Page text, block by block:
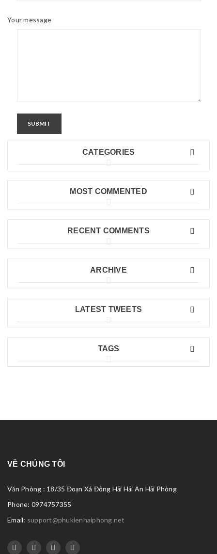
Your message
SUBMIT
CATEGORIES
MOST COMMENTED
RECENT COMMENTS
ARCHIVE
LATEST TWEETS
TAGS
VỀ CHÚNG TÔI
Văn Phòng : 18/35 Đoạn Xá Đông Hải Hải An Hải Phòng
Phone: 0974757355
Email: support@phukienhaiphong.net